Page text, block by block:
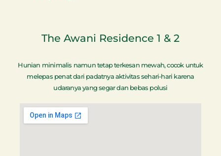
The Awani Residence 1 & 2
Hunian minimalis namun tetap terkesan mewah, cocok untuk
melepas penat dari padatnya aktivitas sehari-hari karena
udaranya yang segar dan bebas polusi